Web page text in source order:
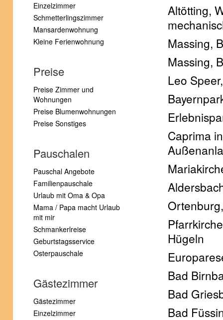
Einzelzimmer
Schmetterlingszimmer
Mansardenwohnung
Kleine Ferienwohnung
Preise
Preise Zimmer und
Wohnungen
Preise Blumenwohnungen
Preise Sonstiges
Pauschalen
Pauschal Angebote
Familienpauschale
Urlaub mit Oma & Opa
Mama / Papa macht Urlaub
mit mir
Schmankerlreise
Geburtstagsservice
Osterpauschale
Gästezimmer
Gästezimmer
Einzelzimmer
Altötting,
Massing,
Massing,
Leo
Caprima
Hügeln
Bad
Bad
Bad